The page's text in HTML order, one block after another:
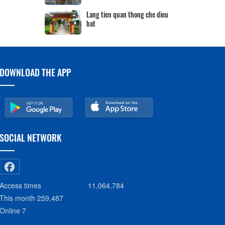
Hộ kinh doanh CocoHome
DN Đình Tân Hoa
DOWNLOAD THE APP
SOCIAL NETWORK
Access times
11,064,784
This month 259,487
Online 7